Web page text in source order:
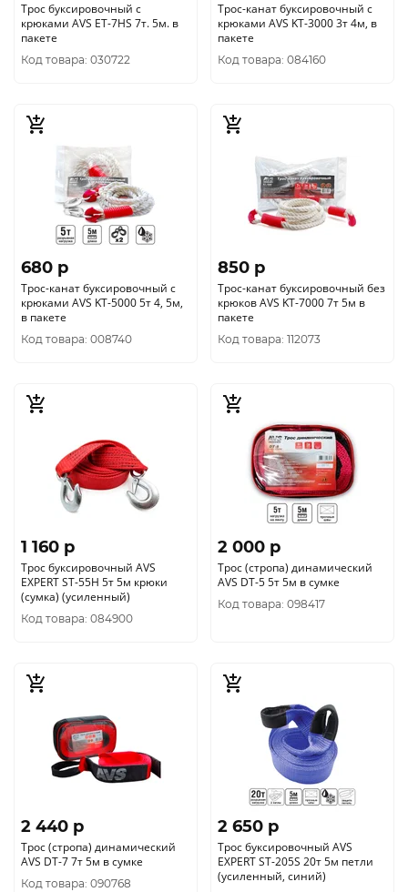
Трос буксировочный с
крюками AVS ET-7HS 7т. 5м. в
пакете
Код товара: 030722
Трос-канат буксировочный с
крюками AVS KT-3000 3т 4м, в
пакете
Код товара: 084160
680 p
Трос-канат буксировочный с
крюками AVS KT-5000 5т 4, 5м,
в пакете
Код товара: 008740
850 p
Трос-канат буксировочный без
крюков AVS KT-7000 7т 5м в
пакете
Код товара: 112073
1 160 p
Трос буксировочный AVS
EXPERT ST-55H 5т 5м крюки
(сумка) (усиленный)
Код товара: 084900
2 000 p
Трос (стропа) динамический
AVS DT-5 5т 5м в сумке
Код товара: 098417
2 440 p
Трос (стропа) динамический
AVS DT-7 7т 5м в сумке
Код товара: 090768
2 650 p
Трос буксировочный AVS
EXPERT ST-205S 20т 5м петли
(усиленный, синий)